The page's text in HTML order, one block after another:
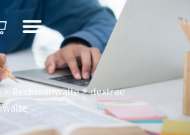
> Rechtsanwälte>dextrae